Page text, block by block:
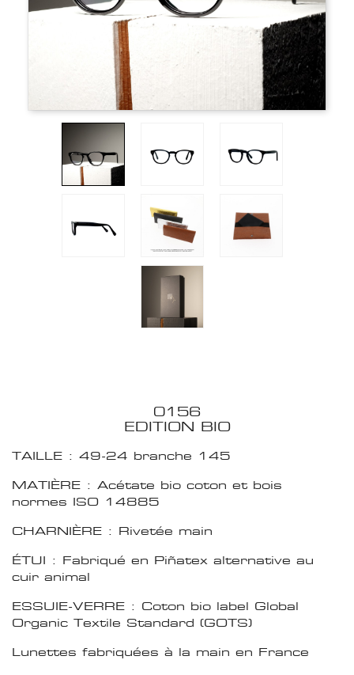
0156
EDITION BIO
TAILLE : 49-24 branche 145
MATIÈRE : Acétate bio coton et bois
normes ISO 14885
CHARNIÈRE : Rivetée main
ÉTUI : Fabriqué en Piñatex alternative au
cuir animal
ESSUIE-VERRE : Coton bio label Global
Organic Textile Standard (GOTS)
Lunettes fabriquées à la main en France